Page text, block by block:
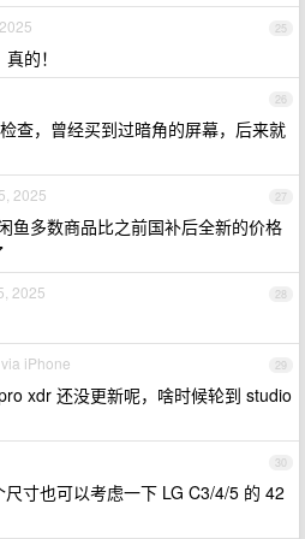
25
的！
26
查，曾经买到过暗角的屏幕，后来就
27
2025
鱼多数商品比之前国补后全新的价格
28
2025
29
iPhone
xdr 还没更新呢，啥时候轮到 studio
30
寸也可以考虑一下 LG C3/4/5 的 42